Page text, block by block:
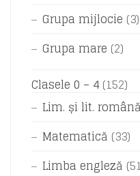
Grupa mijlocie (3)
Grupa mare (2)
Clasele 0 – 4 (152)
Lim. și lit. română
Matematică (33)
Limba engleză